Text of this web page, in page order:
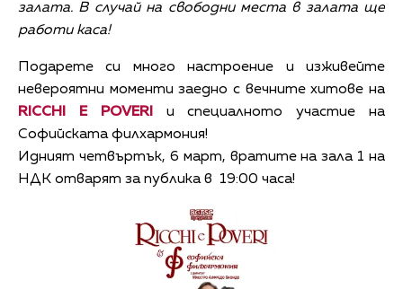
залата. В случай на свободни места в залата ще
работи каса!
Подарете си много настроение и изживейте
невероятни моменти заедно с вечните хитове на
RICCHI E POVERI
и специалното участие на
Софийската филхармония!
Идният четвъртък, 6 март, вратите на зала 1 на
НДК отварят за публика в 19:00 часа!